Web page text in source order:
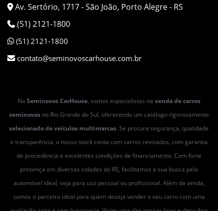
Av. Sertório, 1717 - São João, Porto Alegre - RS
(51) 2121-1800
(51) 2121-1800
contato@seminovoscarhouse.com.br
Na Seminovos CarHouse, somos especialistas na venda de carros
seminovosno Rio Grande do Sul, oferecendo um catálogo rigorosamente
selecionado de veículos multimarcas. Se procura segurança, qualidade
e transparência, o nosso stock conta com carros revisados, com garantia
de procedência e excelentes condições de financiamento. Com forte
presença em diversas cidades do RS, facilitamos a sua busca pelo
automóvel ideal, seja para uso pessoal ou profissional. Além da venda,
somos o parceiro ideal para quem deseja vender o seu carro com uma